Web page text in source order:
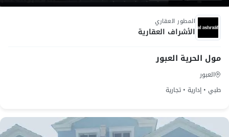
تم التسليم
المطور العقاري
الأشراف العقارية
مول الحرية العبور
العبور
طبي • إدارية • تجارية